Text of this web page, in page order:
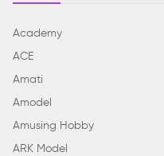
Academy
ACE
Amati
Amodel
Amusing Hobby
ARK Model